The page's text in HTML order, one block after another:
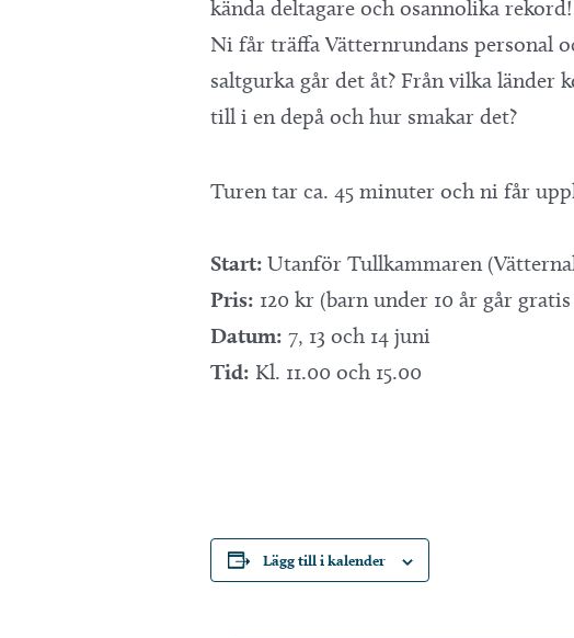
kända deltagare och osannolika
Ni får träffa Vätternrundans personal
saltgurka går det åt? Från vilka
till i en depå och hur smakar det?
Turen tar ca. 45 minuter och ni får
Start: Utanför Tullkammaren
Pris: 120 kr (barn under 10 år går
Datum: 7, 13 och 14 juni
Tid: Kl. 11.00 och 15.00
Lägg till i kalender